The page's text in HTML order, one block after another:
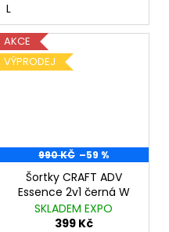
L
AKCE
VÝPRODEJ
990 KČ –59 %
Šortky CRAFT ADV
Essence 2v1 černá W
SKLADEM EXPO
399 Kč